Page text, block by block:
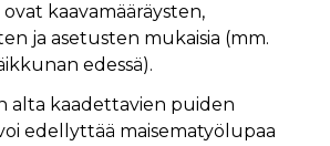
kaavamääräysten,
ja asetusten mukaisia (mm.
edessä).
alta kaadettavien puiden
edellyttää maisematyölupaa